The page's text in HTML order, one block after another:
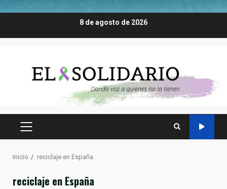
8 de agosto de 2026
MENÚ
Inicio reciclaje en España
reciclaje en España